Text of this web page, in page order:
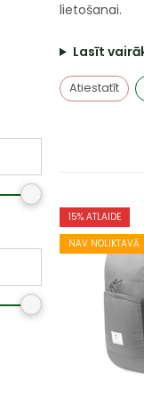
lietošanai.
Lasīt
Atiestatīt
15% ATLAIDE
NAV NOLIKTAVĀ